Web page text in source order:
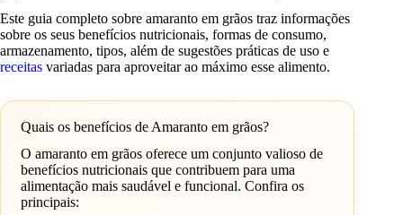
Este guia completo sobre amaranto em grãos traz informações
sobre os seus benefícios nutricionais, formas de consumo,
armazenamento, tipos, além de sugestões práticas de uso e
receitas variadas para aproveitar ao máximo esse alimento.
Quais os benefícios de Amaranto em grãos?
O amaranto em grãos oferece um conjunto valioso de
benefícios nutricionais que contribuem para uma
alimentação mais saudável e funcional. Confira os
principais: